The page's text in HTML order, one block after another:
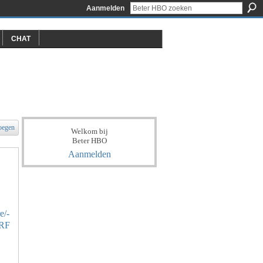
Aanmelden
CHAT
Welkom bij
Beter HBO
Aanmelden